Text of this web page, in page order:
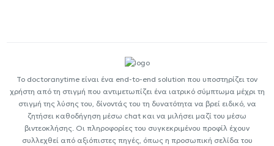
Το doctoranytime είναι ένα end-to-end solution που υποστηρίζει τον
χρήστη από τη στιγμή που αντιμετωπίζει ένα ιατρικό σύμπτωμα μέχρι τη
στιγμή της λύσης του, δίνοντάς του τη δυνατότητα να βρεί ειδικό, να
ζητήσει καθοδήγηση μέσω chat και να μιλήσει μαζί του μέσω
βιντεοκλήσης. Οι πληροφορίες του συγκεκριμένου προφίλ έχουν
συλλεχθεί από αξιόπιστες πηγές, όπως η προσωπική σελίδα του